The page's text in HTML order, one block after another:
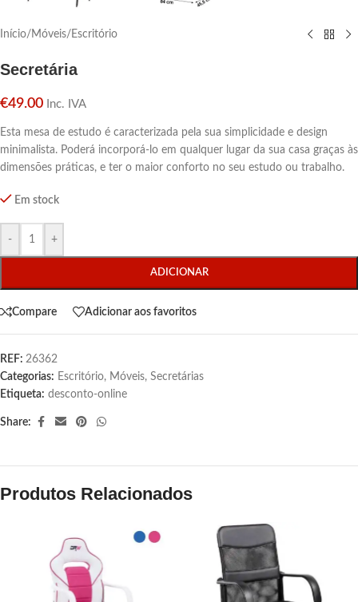
Início/ Móveis/ Escritório
Secretária
€49.00 Inc. IVA
Esta mesa de estudo é caracterizada pela sua simplicidade e design
minimalista. Poderá incorporá-lo em qualquer lugar da sua casa graças às
dimensões práticas, e ter o maior conforto no seu estudo ou trabalho.
Em stock
- +
ADICIONAR
Compare Adicionar aos favoritos
REF: 26362
Categorias: Escritório, Móveis, Secretárias
Etiqueta: desconto-online
Share:
Produtos Relacionados